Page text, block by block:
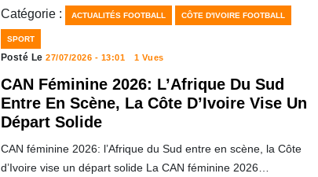
Catégorie : ACTUALITÉS FOOTBALL CÔTE D'IVOIRE FOOTBALL
SPORT
Posté Le27/07/2026 - 13:01 1 Vues
CAN Féminine 2026: L’Afrique Du Sud
Entre En Scène, La Côte D’Ivoire Vise Un
Départ Solide
CAN féminine 2026: l’Afrique du Sud entre en scène, la Côte
d’Ivoire vise un départ solide La CAN féminine 2026…